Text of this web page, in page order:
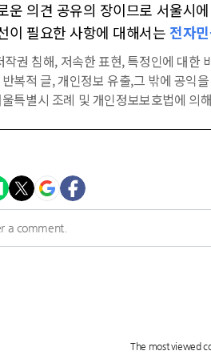
운 의견 공유의 장이므로 서울시
이 필요한 사항에 대해서는 전자
작권 침해, 저속한 표현, 특정인에 대한
복적 글, 개인정보 유출,그 밖에 공익
특별시 조례 및 개인정보보호법에 의